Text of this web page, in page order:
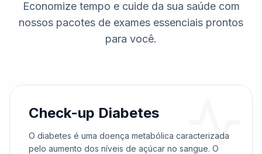
Economize tempo e cuide da sua saúde com
nossos pacotes de exames essenciais prontos
para você.
Check-up Diabetes
O diabetes é uma doença metabólica caracterizada
pelo aumento dos níveis de açúcar no sangue. O